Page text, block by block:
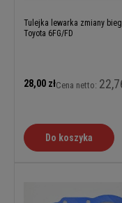
Tulejka lewarka zmiany
Toyota 6FG/FD
28,00 złCena netto:
Do koszyka